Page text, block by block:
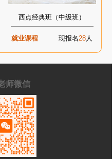
西点经典班（中级班）
就业课程 现报名28人
师微信